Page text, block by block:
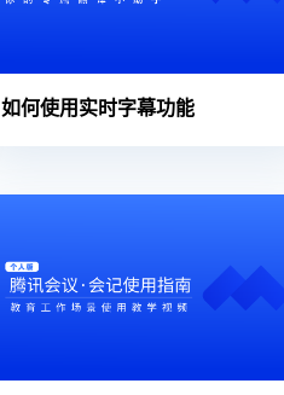
如何使用实时字幕功能